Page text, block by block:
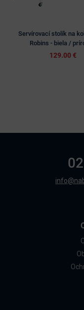
Servírovací stolík na
Robins - biela /
129.00 €